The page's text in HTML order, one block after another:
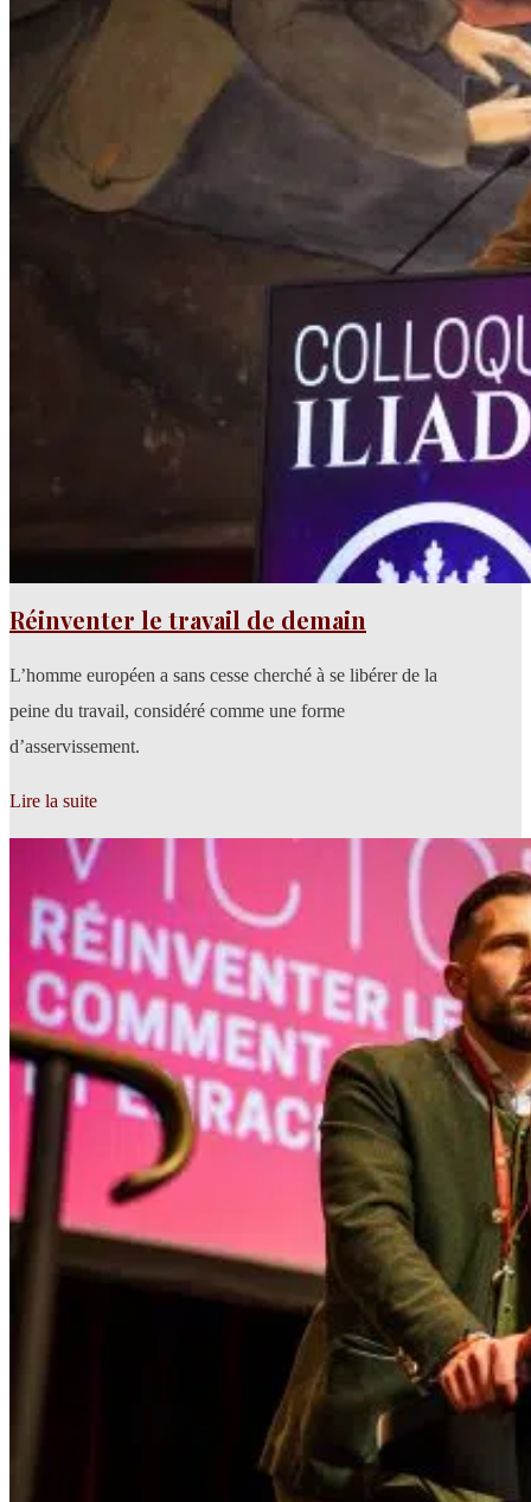
Réinventer le travail de demain
L’homme européen a sans cesse cherché à se libérer de la
peine du travail, considéré comme une forme
d’asservissement.
Lire la suite